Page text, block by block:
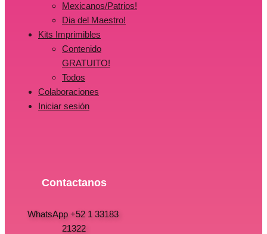
Mexicanos/Patrios!
Dia del Maestro!
Kits Imprimibles
Contenido
GRATUITO!
Todos
Colaboraciones
Iniciar sesión
Contactanos
WhatsApp +52 1 33183
21322